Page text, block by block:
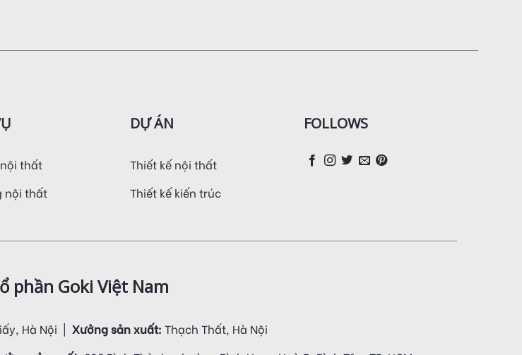
thất
nội thất
DỰ ÁN
Thiết kế nội thất
Thiết kế kiến trúc
FOLLOWS
phần Goki Việt Nam
Hà Nội | Xưởng sản xuất: Thạch Thất, Hà Nội